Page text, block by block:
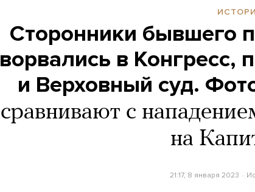
Сторонники бывшего
ворвались в Конгресс,
и Верховный суд.
сравнивают с
на
21:17, 8 января 2023